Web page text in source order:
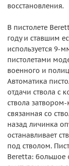
восстановления.
В пистолете
году и ставшим
используется 9-
пистолетами
военного и
Автоматика
отдачи ствола с
ствола
связанная со
назад личинка
останавливает
под стволом.
Beretta: большое